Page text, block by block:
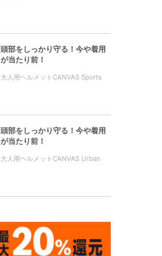
頭部をしっかり守る！今や着用
が当たり前！
大人用ヘルメットCANVAS Sports
頭部をしっかり守る！今や着用
が当たり前！
大人用ヘルメットCANVAS Urban